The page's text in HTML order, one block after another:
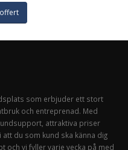
som erbjuder ett stort
och entreprenad. Med
attraktiva priser
du som kund ska känna dig
och vi fyller varje vecka på med